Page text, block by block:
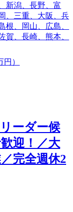
新潟、長野、富
、三重、大阪、兵
根、岡山、広島、
賀、長崎、熊本、
）
ーダー候
迎！／大
完全週休2